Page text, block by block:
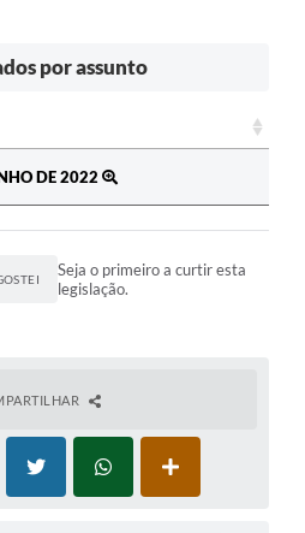
por assunto
DE 2022
Seja o primeiro a curtir esta
legislação.